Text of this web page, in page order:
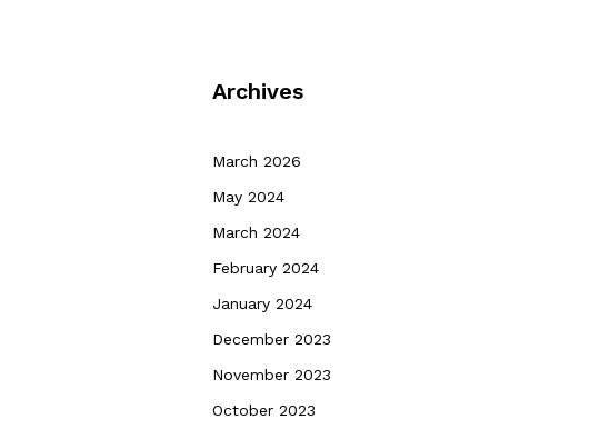
Archives
March 2026
May 2024
March 2024
February 2024
January 2024
December 2023
November 2023
October 2023